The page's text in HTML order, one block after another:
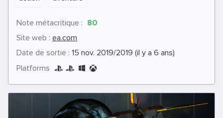
Note métacritique : 80
Site web : ea.com
Date de sortie : 15 nov. 2019/2019 (il y a 6 ans)
Platforms